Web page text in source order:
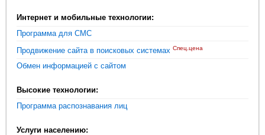
Интернет и мобильные технологии:
Программа для СМС
Продвижение сайта в поисковых системах Спец.цена
Обмен информацией с сайтом
Высокие технологии:
Программа распознавания лиц
Услуги населению: